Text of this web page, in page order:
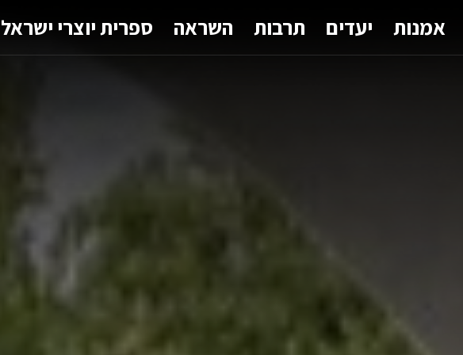
אמנות יעדים תרבות השראה ספרית יוצרי ישראל